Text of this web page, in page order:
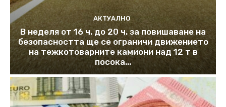
АКТУАЛНО
В неделя от 16 ч. до 20 ч. за повишаване на
безопасността ще се ограничи движението
на тежкотоварните камиони над 12 т в
посока...